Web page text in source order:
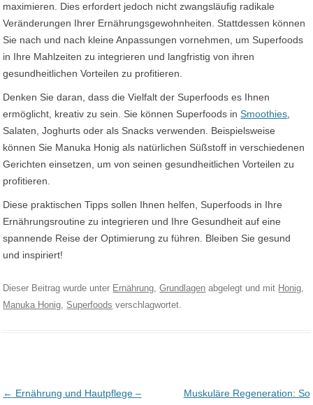
maximieren. Dies erfordert jedoch nicht zwangsläufig radikale
Veränderungen Ihrer Ernährungsgewohnheiten. Stattdessen können
Sie nach und nach kleine Anpassungen vornehmen, um Superfoods
in Ihre Mahlzeiten zu integrieren und langfristig von ihren
gesundheitlichen Vorteilen zu profitieren.
Denken Sie daran, dass die Vielfalt der Superfoods es Ihnen
ermöglicht, kreativ zu sein. Sie können Superfoods inSmoothies
Salaten, Joghurts oder als Snacks verwenden. Beispielsweise
können Sie Manuka Honig als natürlichen Süßstoff in verschiedenen
Gerichten einsetzen, um von seinen gesundheitlichen Vorteilen zu
profitieren.
Diese praktischen Tipps sollen Ihnen helfen, Superfoods in Ihre
Ernährungsroutine zu integrieren und Ihre Gesundheit auf eine
spannende Reise der Optimierung zu führen. Bleiben Sie gesund
und inspiriert!
Dieser Beitrag wurde unter Ernährung,Grundlagen abgelegt und mit Honig,
Manuka Honig, Superfoods verschlagwortet.
Post navigation
← Ernährung und Hautpflege –
Muskuläre Regeneration: So